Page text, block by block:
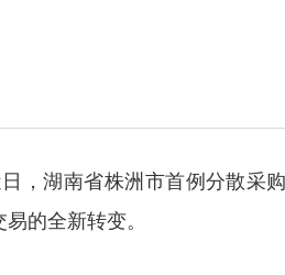
，湖南省株洲市首例分散采
的全新转变。